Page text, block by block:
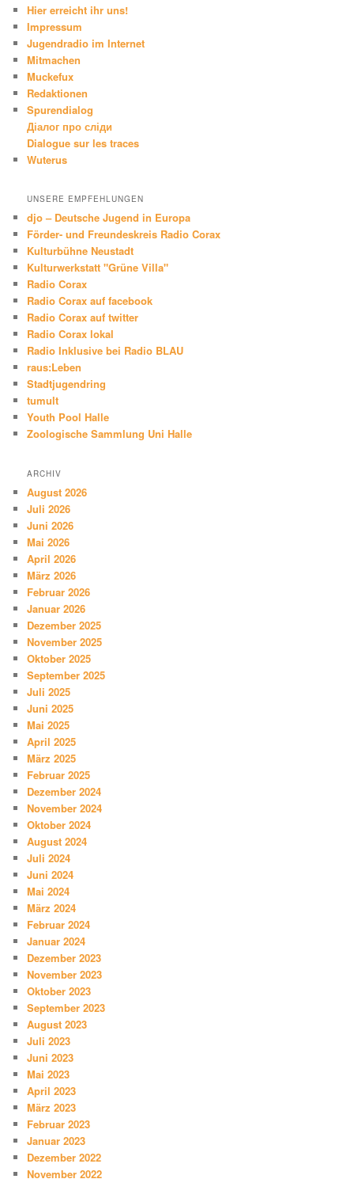
Hier erreicht ihr uns!
Impressum
Jugendradio im Internet
Mitmachen
Muckefux
Redaktionen
Spurendialog
Діалог про сліди
Dialogue sur les traces
Wuterus
UNSERE EMPFEHLUNGEN
djo – Deutsche Jugend in Europa
Förder- und Freundeskreis Radio Corax
Kulturbühne Neustadt
Kulturwerkstatt "Grüne Villa"
Radio Corax
Radio Corax auf facebook
Radio Corax auf twitter
Radio Corax lokal
Radio Inklusive bei Radio BLAU
raus:Leben
Stadtjugendring
tumult
Youth Pool Halle
Zoologische Sammlung Uni Halle
ARCHIV
August 2026
Juli 2026
Juni 2026
Mai 2026
April 2026
März 2026
Februar 2026
Januar 2026
Dezember 2025
November 2025
Oktober 2025
September 2025
Juli 2025
Juni 2025
Mai 2025
April 2025
März 2025
Februar 2025
Dezember 2024
November 2024
Oktober 2024
August 2024
Juli 2024
Juni 2024
Mai 2024
März 2024
Februar 2024
Januar 2024
Dezember 2023
November 2023
Oktober 2023
September 2023
August 2023
Juli 2023
Juni 2023
Mai 2023
April 2023
März 2023
Februar 2023
Januar 2023
Dezember 2022
November 2022